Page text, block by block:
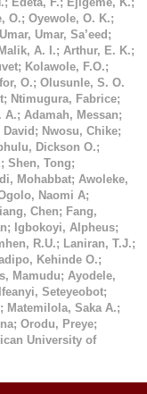
O.; Oyewole, O. K.;
Umar, Umar, Sa’eed ;
Malik, A. I.; Arthur, E. K.;
; Kolawole, F.O.;
O.; Olusunle, S. O.
; Ntimugura, Fabrice;
A.; Adamah, Messan;
David ; Nwosu, Chike;
Dickson O.;
; Shen, Tong;
Mohabbat; Awoleke,
Naomi A;
Chen; Fang,
; Igbokoyi, Alpheus;
R.U.; Laniran, T.J.;
Kehinde O.;
Mamudu; Ayodele,
Ifeanyi, Seteyeobot;
; Matemilola, Saka A.;
; Orodu, Preye;
University of